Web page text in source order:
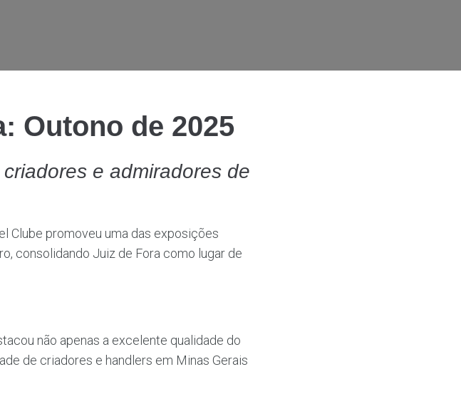
Outono de 2025
e admiradores de
Clube promoveu uma das exposições
consolidando Juiz de Fora como lugar de
não apenas a excelente qualidade do
de criadores e handlers em Minas Gerais